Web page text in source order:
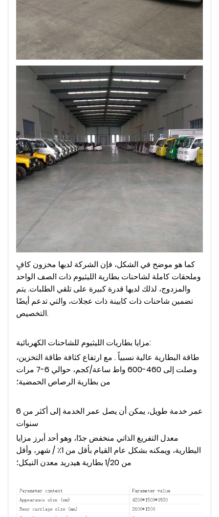
كما هو موضح في الشكل، فإن الشركة لديها مخزون كافٍ
وملحقات كاملة لشاحنات بطارية الليثيوم ذات الصف الواحد
والمزدوج، لذلك لديها قدرة كبيرة على تلقي الطلبات. يتم
تضمين شاحنات ذات كابينة ذات عجلات، والتي تدعم أيضًا
التخصيص.
مزايا بطاريات الليثيوم للشاحنات الكهربائية:
طاقة البطارية عالية نسبياً . مع ارتفاع كثافة طاقة التخزين،
وصلت إلى 460-600 واط ساعة/كجم، حوالي 6-7 مرات
من بطارية الرصاص الحمضية؛
عمر خدمة طويل، يمكن أن يصل عمر الخدمة إلى أكثر من 6
سنوات
معدل التفريغ الذاتي منخفض جدًا، وهو أحد أبرز مزايا
البطارية، ويمكنه بشكل عام القيام بأقل من 1٪ / شهر، وأقل
من 1/20 بطارية هيدريد معدن النيكل؛